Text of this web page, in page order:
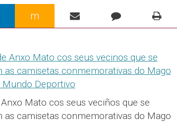
m
Mato cos seus veciños que se
as camisetas conmemorativas do Mago